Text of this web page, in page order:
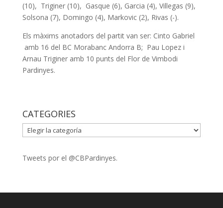
(10), Triginer (10), Gasque (6), Garcia (4), Villegas (9),
Solsona (7), Domingo (4), Markovic (2), Rivas (-).
Els màxims anotadors del partit van ser: Cinto Gabriel
amb 16 del BC Morabanc Andorra B; Pau Lopez i
Arnau Triginer amb 10 punts del Flor de Vimbodi
Pardinyes.
CATEGORIES
CATEGORIES
Tweets por el @CBPardinyes.